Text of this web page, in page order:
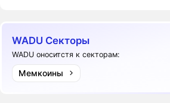
WADU Секторы
WADU оноситстя к секторам:
Мемкоины